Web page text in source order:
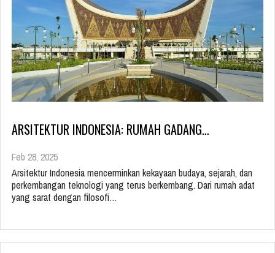
ARSITEKTUR INDONESIA: RUMAH GADANG…
Feb 28, 2025
Arsitektur Indonesia mencerminkan kekayaan budaya, sejarah, dan
perkembangan teknologi yang terus berkembang. Dari rumah adat
yang sarat dengan filosofi…